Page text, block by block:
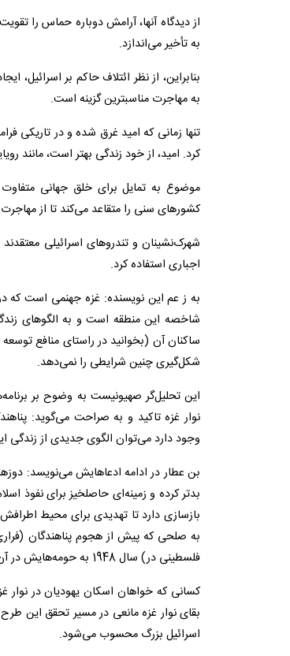
از دیدگاه آنها، آرامش دوباره حماس را
به تأخیر می‌اندازد.
بنابراین، از نظر ائتلاف حاکم بر
به مهاجرت مناسبترین گزینه است.
تنها زمانی که امید غرق شده و در تاریکی
کرد. امید، از خود زندگی بهتر است، مانند
موضوع به تمایل برای خلق جهانی
کشورهای سنی را متقاعد می‌کند تا از
شهرک‌نشینان و تندروهای اسرائیلی
اجباری استفاده کرد.
به ز عم این نویسنده: غزه جهنمی است که
شاخصه این منطقه است و به الگوهای
ساکنان آن (بخوانید در راستای منافع
شکل‌گیری چنین شرایطی را نمی‌دهد.
این تحلیل‌گر صهیونیست به وضوح بر
نوار غزه تاکید و به صراحت می‌گوید:
وجود دارد می‌توان الگوی جدیدی از زندگی
بن عطار در ادامه ادعاهایش می‌نویسد:
بدتر کرده و زمینه‌ای حاصلخیز برای نفوذ
بازسازی دارد تا تهدیدی برای محیط
به صلحی که پیش از هجوم پناهندگان
فلسطینی در) سال 1948 به حومه‌هایش در آن حاکم بود.
کسانی که خواهان اسکان یهودیان در نوار
بقای نوار غزه مانعی در مسیر تحقق این
اسرائیل بزرگ محسوب می‌شود.